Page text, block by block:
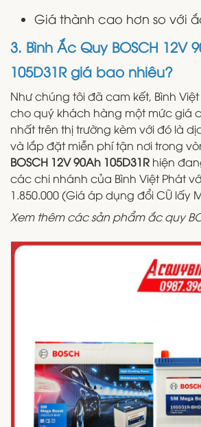
Giá thành cao hơn so với
3. Bình Ắc Quy BOSCH 12V
105D31R giá bao nhiêu?
Như chúng tôi đã cam kết, Bình
cho quý khách hàng một mức giá
nhất trên thị trường kèm với đó là
và lắp đặt miễn phí tận nơi trong
BOSCH 12V 90Ah 105D31R hiện
các chi nhánh của Bình Việt Phát
1.850.000 (Giá áp dụng đổi CŨ lấy
Xem thêm các sản phẩm ắc quy